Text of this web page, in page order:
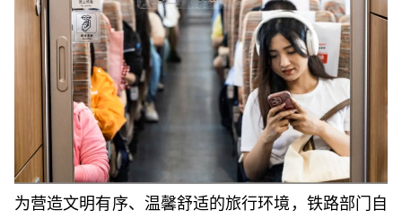
为营造文明有序、温馨舒适的旅行环境，铁路部门自